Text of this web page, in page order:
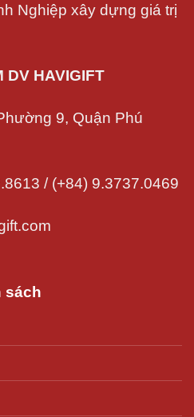
Nghiệp xây dựng giá trị
DV HAVIGIFT
9, Quận Phú
/ (+84) 9.3737.0469
sách